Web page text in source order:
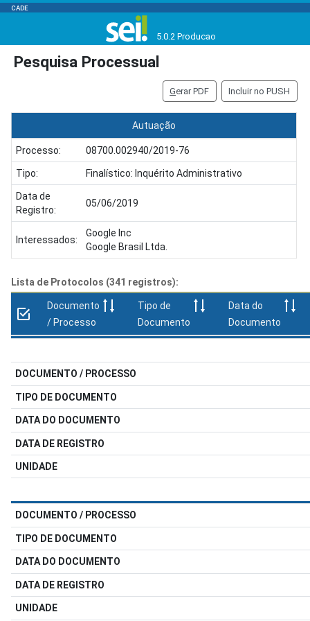
CADE
5.0.2 Producao
Pesquisa Processual
Gerar PDF Incluir no PUSH
Autuação
Processo: 08700.002940/2019-76
Tipo: Finalístico: Inquérito Administrativo
Data de
Registro:
05/06/2019
Interessados:
Google Inc
Google Brasil Ltda.
Lista de Protocolos (341 registros):
Documento
/ Processo
Tipo de
Documento
Data do
Documento